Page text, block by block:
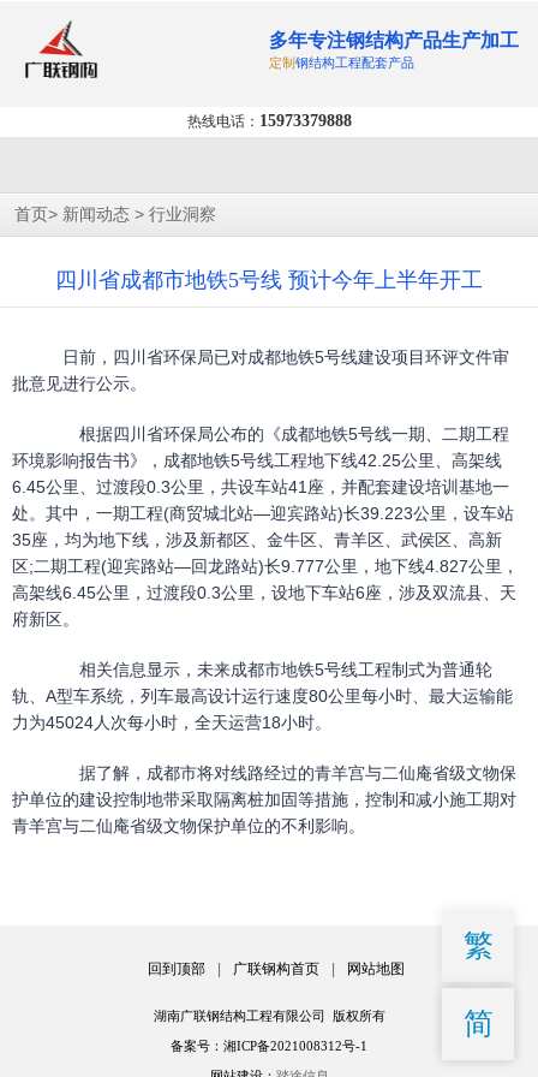
多年专注钢结构产品生产加工
定制钢结构工程配套产品
热线电话： 15973379888
首页> 新闻动态 > 行业洞察
四川省成都市地铁5号线 预计今年上半年开工
日前，四川省环保局已对成都地铁5号线建设项目环评文件审
批意见进行公示。
根据四川省环保局公布的《成都地铁5号线一期、二期工程
环境影响报告书》，成都地铁5号线工程地下线42.25公里、高架线
6.45公里、过渡段0.3公里，共设车站41座，并配套建设培训基地一
处。其中，一期工程(商贸城北站—迎宾路站)长39.223公里，设车站
35座，均为地下线，涉及新都区、金牛区、青羊区、武侯区、高新
区;二期工程(迎宾路站—回龙路站)长9.777公里，地下线4.827公里，
高架线6.45公里，过渡段0.3公里，设地下车站6座，涉及双流县、天
府新区。
相关信息显示，未来成都市地铁5号线工程制式为普通轮
轨、A型车系统，列车最高设计运行速度80公里每小时、最大运输能
力为45024人次每小时，全天运营18小时。
据了解，成都市将对线路经过的青羊宫与二仙庵省级文物保
护单位的建设控制地带采取隔离桩加固等措施，控制和减小施工期对
青羊宫与二仙庵省级文物保护单位的不利影响。
回到顶部 | 广联钢构首页 | 网站地图
湖南广联钢结构工程有限公司 版权所有
备案号：湘ICP备2021008312号-1
繁
简